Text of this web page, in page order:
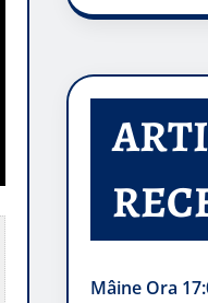
Mâine Ora